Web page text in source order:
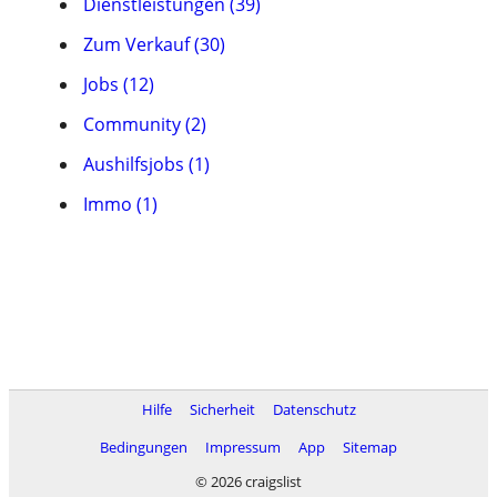
Zum Verkauf (30)
Jobs (12)
Community (2)
Aushilfsjobs (1)
Immo (1)
Hilfe Sicherheit
Datenschutz
Bedingungen
Impressum App
Sitemap
© 2026 craigslist